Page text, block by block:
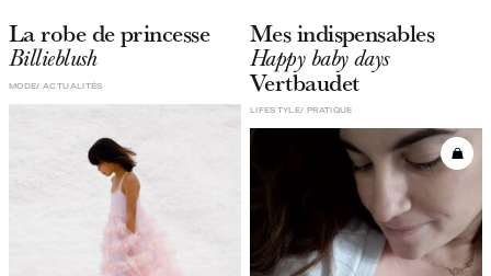
La robe de princesse
Billieblush
ACTUALITÉS
MODE
Mes indispensables
Happy baby days
Vertbaudet
LIFESTYLE PRATIQUE